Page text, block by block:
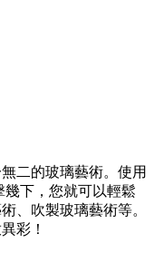
二的玻璃藝術。使用
幾下，您就可以輕鬆
、吹製玻璃藝術等。
彩！